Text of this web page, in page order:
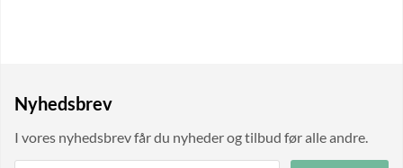
Nyhedsbrev
I vores nyhedsbrev får du nyheder og tilbud før alle andre.